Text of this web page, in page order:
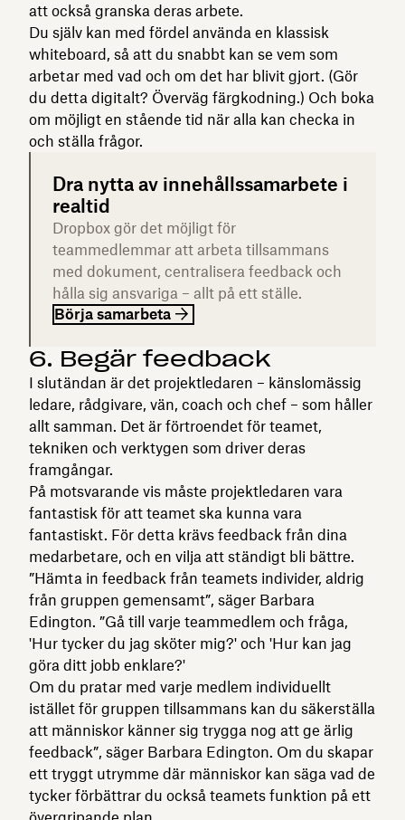
att också granska deras arbete.
Du själv kan med fördel använda en klassisk
whiteboard, så att du snabbt kan se vem som
arbetar med vad och om det har blivit gjort. (Gör
du detta digitalt? Överväg färgkodning.) Och boka
om möjligt en stående tid när alla kan checka in
och ställa frågor.
Dra nytta av innehållssamarbete i
realtid
Dropbox gör det möjligt för
teammedlemmar att arbeta tillsammans
med dokument, centralisera feedback och
hålla sig ansvariga – allt på ett ställe.
Börja samarbeta
6. Begär feedback
I slutändan är det projektledaren – känslomässig
ledare, rådgivare, vän, coach och chef – som håller
allt samman. Det är förtroendet för teamet,
tekniken och verktygen som driver deras
framgångar.
På motsvarande vis måste projektledaren vara
fantastisk för att teamet ska kunna vara
fantastiskt. För detta krävs feedback från dina
medarbetare, och en vilja att ständigt bli bättre.
”Hämta in feedback från teamets individer, aldrig
från gruppen gemensamt”, säger Barbara
Edington. ”Gå till varje teammedlem och fråga,
'Hur tycker du jag sköter mig?' och 'Hur kan jag
göra ditt jobb enklare?'
Om du pratar med varje medlem individuellt
istället för gruppen tillsammans kan du säkerställa
att människor känner sig trygga nog att ge ärlig
feedback”, säger Barbara Edington. Om du skapar
ett tryggt utrymme där människor kan säga vad de
tycker förbättrar du också teamets funktion på ett